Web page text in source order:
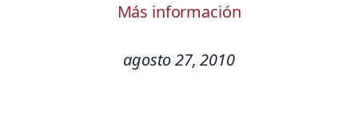
Más información
agosto 27, 2010